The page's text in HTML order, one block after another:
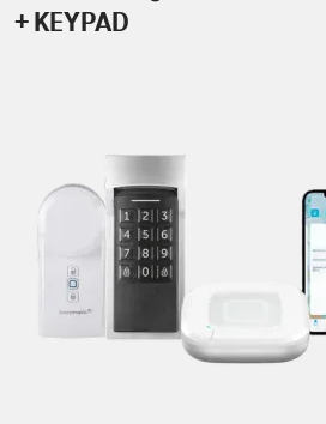
+ KEYPAD